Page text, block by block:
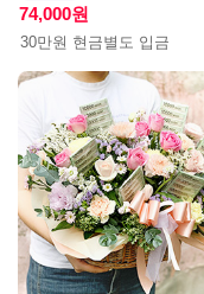
74,000원
30만원 현금별도 입금